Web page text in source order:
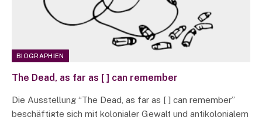
BIOGRAPHIEN
The Dead, as far as [ ] can remember
Die Ausstellung “The Dead, as far as [ ] can remember”
beschäftigte sich mit kolonialer Gewalt und antikolonialem